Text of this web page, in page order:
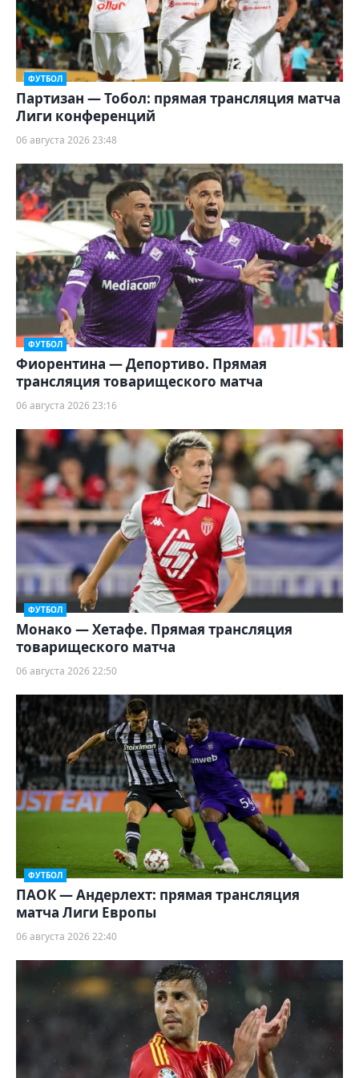
ФУТБОЛ
Партизан — Тобол: прямая трансляция матча
Лиги конференций
06 августа 2026 23:48
ФУТБОЛ
Фиорентина — Депортиво. Прямая
трансляция товарищеского матча
06 августа 2026 23:16
ФУТБОЛ
Монако — Хетафе. Прямая трансляция
товарищеского матча
06 августа 2026 22:50
ФУТБОЛ
ПАОК — Андерлехт: прямая трансляция
матча Лиги Европы
06 августа 2026 22:40